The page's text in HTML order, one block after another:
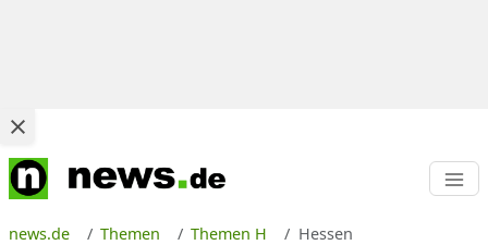
news.de Themen Themen H Hessen